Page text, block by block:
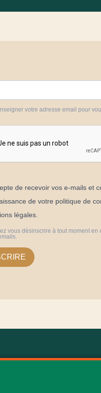
votre adresse email pour
de recevoir vos e-mails et
de votre politique de
légales.
vous désinscrire à tout moment